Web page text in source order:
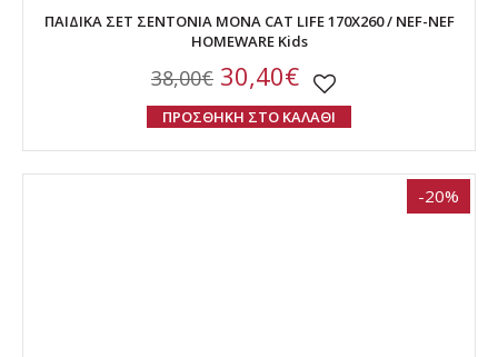
ΠΑΙΔΙΚΑ ΣΕΤ ΣΕΝΤΟΝΙΑ ΜΟΝΑ CAT LIFE 170X260 / NEF-NEF
HOMEWARE Kids
38,00€ 30,40€
ΠΡΟΣΘΗΚΗ ΣΤΟ ΚΑΛΑΘΙ
-20%